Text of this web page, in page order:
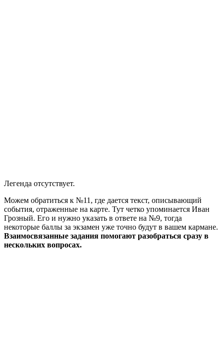
Легенда отсутствует.
Можем обратиться к №11, где дается текст, описывающий
события, отраженные на карте. Тут четко упоминается Иван
Грозный. Его и нужно указать в ответе на №9, тогда
некоторые баллы за экзамен уже точно будут в вашем кармане.
Взаимосвязанные задания помогают разобраться сразу в
нескольких вопросах.